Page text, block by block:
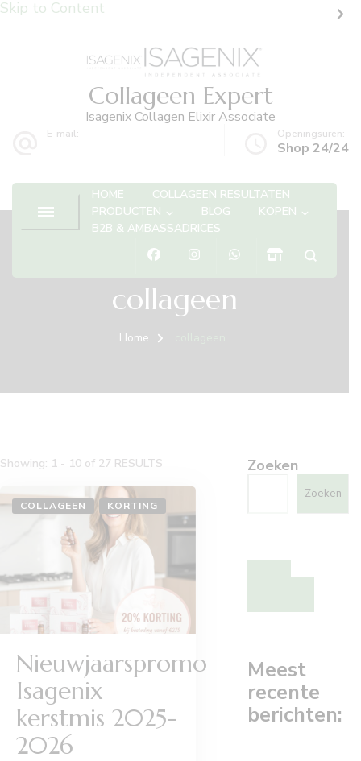
Skip to Content
Collageen Expert
Isagenix Collagen Elixir Associate
E-mail: Openingsuren:
Shop 24/24
HOME
COLLAGEEN RESULTATEN
PRODUCTEN
BLOG
KOPEN
B2B & AMBASSADRICES
collageen
Home
Showing: 1 - 10 of 27 RESULTS
COLLAGEEN KORTING
Nieuwjaarspromo
Isagenix
kerstmis 2025-
2026
Zoeken
Zoeken
Meest
recente
berichten: